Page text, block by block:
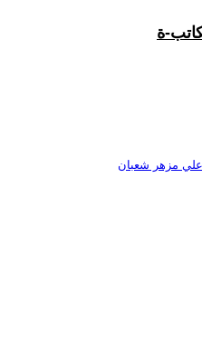
ة
علي مزهر شعبان